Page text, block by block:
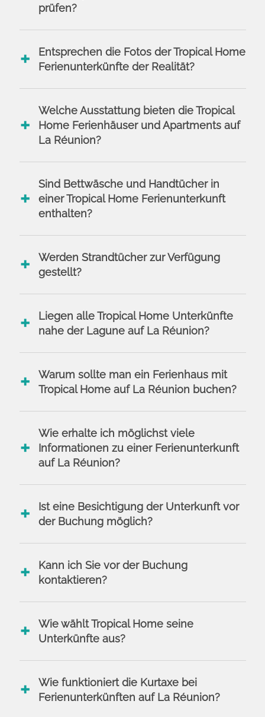
prüfen?
Entsprechen die Fotos der Tropical Home
Ferienunterkünfte der Realität?
Welche Ausstattung bieten die Tropical
Home Ferienhäuser und Apartments auf
La Réunion?
Sind Bettwäsche und Handtücher in
einer Tropical Home Ferienunterkunft
enthalten?
Werden Strandtücher zur Verfügung
gestellt?
Liegen alle Tropical Home Unterkünfte
nahe der Lagune auf La Réunion?
Warum sollte man ein Ferienhaus mit
Tropical Home auf La Réunion buchen?
Wie erhalte ich möglichst viele
Informationen zu einer Ferienunterkunft
auf La Réunion?
Ist eine Besichtigung der Unterkunft vor
der Buchung möglich?
Kann ich Sie vor der Buchung
kontaktieren?
Wie wählt Tropical Home seine
Unterkünfte aus?
Wie funktioniert die Kurtaxe bei
Ferienunterkünften auf La Réunion?